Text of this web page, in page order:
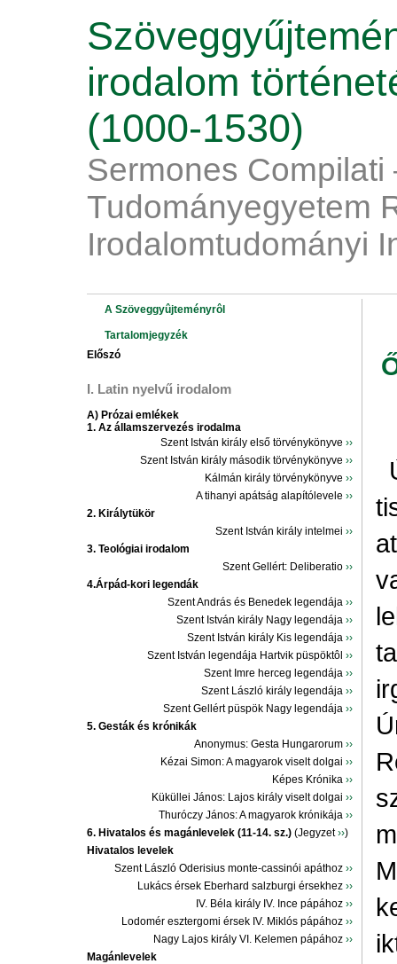
irodalom
(1000-1530)
Sermones
Tudományegyetem
Irodalomtudományi
A Szöveggyûjteményrôl
Tartalomjegyzék
Előszó
I. Latin nyelvű irodalom
A) Prózai emlékek
1. Az államszervezés irodalma
Szent István király első törvénykönyve ››
Szent István király második törvénykönyve ››
Kálmán király törvénykönyve ››
A tihanyi apátság alapítólevele ››
2. Királytükör
Szent István király intelmei ››
3. Teológiai irodalom
Szent Gellért: Deliberatio ››
4.Árpád-kori legendák
Szent András és Benedek legendája ››
Szent István király Nagy legendája ››
Szent István király Kis legendája ››
Szent István legendája Hartvik püspöktôl ››
Szent Imre herceg legendája ››
Szent László király legendája ››
Szent Gellért püspök Nagy legendája ››
5. Gesták és krónikák
Anonymus: Gesta Hungarorum ››
Kézai Simon: A magyarok viselt dolgai ››
Képes Krónika ››
Küküllei János: Lajos király viselt dolgai ››
Thuróczy János: A magyarok krónikája ››
6. Hivatalos és magánlevelek (11-14. sz.) (Jegyzet››)
Hivatalos levelek
Szent László Oderisius monte-cassinói apáthoz ››
Lukács érsek Eberhard salzburgi érsekhez ››
IV. Béla király IV. Ince pápához ››
Lodomér esztergomi érsek IV. Miklós pápához ››
Nagy Lajos király VI. Kelemen pápához ››
Magánlevelek